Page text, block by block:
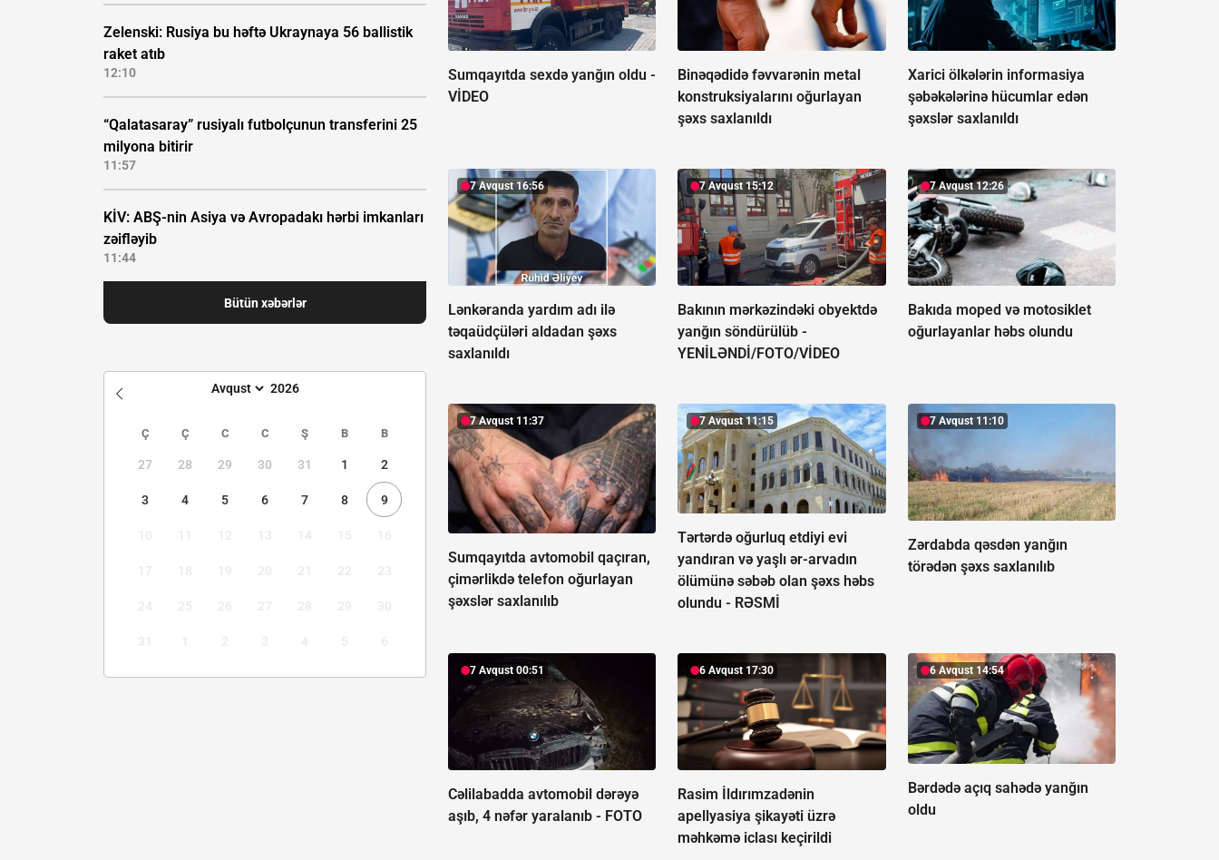
Zelenski: Rusiya bu həftə Ukraynaya 56 ballistik
raket atıb
12:10
“Qalatasaray” rusiyalı futbolçunun transferini 25
milyona bitirir
11:57
KİV: ABŞ-nin Asiya və Avropadakı hərbi imkanları
zəifləyib
11:44
Bütün xəbərlər
Ç Ç C C Ş B B
27 28 29 30 31 1 2
3 4 5 6 7 8 9
Sumqayıtda sexdə yanğın oldu -
VİDEO
Binəqədidə fəvvarənin metal
konstruksiyalarını oğurlayan
şəxs saxlanıldı
Xarici ölkələrin informasiya
şəbəkələrinə hücumlar edən
şəxslər saxlanıldı
7 Avqust 16:56
Lənkəranda yardım adı ilə
təqaüdçüləri aldadan şəxs
saxlanıldı
7 Avqust 15:12
Bakının mərkəzindəki obyektdə
yanğın söndürülüb -
YENİLƏNDİ/FOTO/VİDEO
7 Avqust 12:26
Bakıda moped və motosiklet
oğurlayanlar həbs olundu
7 Avqust 11:37
Sumqayıtda avtomobil qaçıran,
çimərlikdə telefon oğurlayan
şəxslər saxlanılıb
7 Avqust 11:15
Tərtərdə oğurluq etdiyi evi
yandıran və yaşlı ər-arvadın
ölümünə səbəb olan şəxs həbs
olundu - RƏSMİ
7 Avqust 11:10
Zərdabda qəsdən yanğın
törədən şəxs saxlanılıb
7 Avqust 00:51
Cəlilabadda avtomobil dərəyə
aşıb, 4 nəfər yaralanıb - FOTO
6 Avqust 17:30
Rasim İldırımzadənin
apellyasiya şikayəti üzrə
məhkəmə iclası keçirildi
6 Avqust 14:54
Bərdədə açıq sahədə yanğın
oldu